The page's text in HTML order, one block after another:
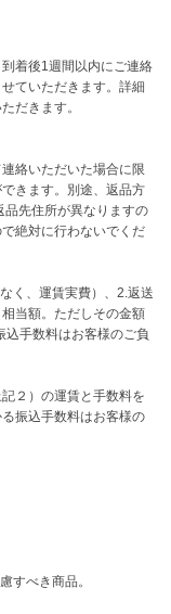
着後1週間以内にご連絡
ていただきます。詳細
だきます。
絡いただいた場合に限
きます。別途、返品方
品先住所が異なりますの
絶対に行わないでくだ
く、運賃実費）、2.返送
当額。ただしその金額
手数料はお客様のご負
２）の運賃と手数料を
振込手数料はお客様の
すべき商品。